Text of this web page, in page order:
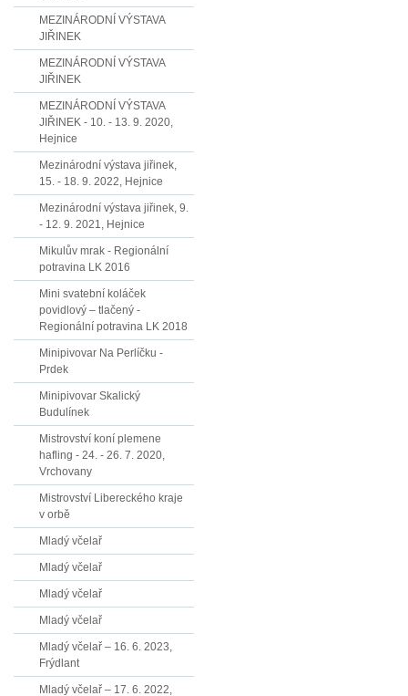
MEZINÁRODNÍ VÝSTAVA
JIŘINEK
MEZINÁRODNÍ VÝSTAVA
JIŘINEK
MEZINÁRODNÍ VÝSTAVA
JIŘINEK - 10. - 13. 9. 2020,
Hejnice
Mezinárodní výstava jiřinek,
15. - 18. 9. 2022, Hejnice
Mezinárodní výstava jiřinek, 9.
- 12. 9. 2021, Hejnice
Mikulův mrak - Regionální
potravina LK 2016
Mini svatební koláček
povidlový – tlačený -
Regionální potravina LK 2018
Minipivovar Na Perlíčku -
Prdek
Minipivovar Skalický
Budulínek
Mistrovství koní plemene
hafling - 24. - 26. 7. 2020,
Vrchovany
Mistrovství Libereckého kraje
v orbě
Mladý včelař
Mladý včelař
Mladý včelař
Mladý včelař
Mladý včelař – 16. 6. 2023,
Frýdlant
Mladý včelař – 17. 6. 2022,